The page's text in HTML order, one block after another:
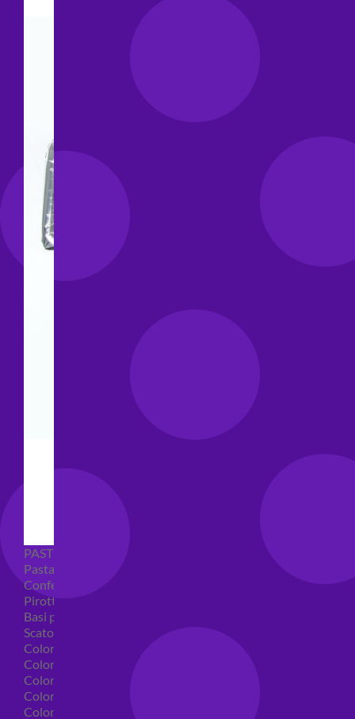
PASTICCERIA
Pasta di zucchero
Confetti
Pirottini
Basi polistirolo per torte
Scatole per torte
Coloranti alimentari
Coloranti alimentari in gel
Colorante alimentare spray
Coloranti alimentari in polvere
Coloranti liquidi